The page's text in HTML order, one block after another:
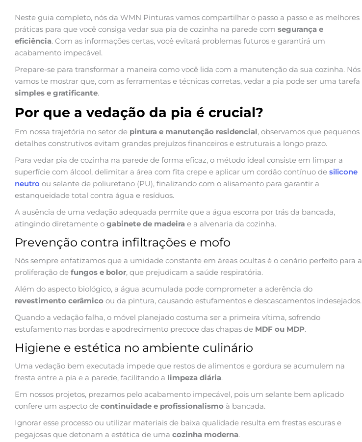
Neste guia completo, nós da WMN Pinturas vamos compartilhar o passo a passo e as melhores
práticas para que você consiga vedar sua pia de cozinha na parede com segurança e
eficiência. Com as informações certas, você evitará problemas futuros e garantirá um
acabamento impecável.
Prepare-se para transformar a maneira como você lida com a manutenção da sua cozinha. Nós
vamos te mostrar que, com as ferramentas e técnicas corretas, vedar a pia pode ser uma tarefa
simples e gratificante.
Por que a vedação da pia é crucial?
Em nossa trajetória no setor de pintura e manutenção residencial, observamos que pequenos
detalhes construtivos evitam grandes prejuízos financeiros e estruturais a longo prazo.
Para vedar pia de cozinha na parede de forma eficaz, o método ideal consiste em limpar a
superfície com álcool, delimitar a área com fita crepe e aplicar um cordão contínuo de silicone
neutro ou selante de poliuretano (PU), finalizando com o alisamento para garantir a
estanqueidade total contra água e resíduos.
A ausência de uma vedação adequada permite que a água escorra por trás da bancada,
atingindo diretamente o gabinete de madeira e a alvenaria da cozinha.
Prevenção contra infiltrações e mofo
Nós sempre enfatizamos que a umidade constante em áreas ocultas é o cenário perfeito para a
proliferação de fungos e bolor, que prejudicam a saúde respiratória.
Além do aspecto biológico, a água acumulada pode comprometer a aderência do
revestimento cerâmico ou da pintura, causando estufamentos e descascamentos indesejados.
Quando a vedação falha, o móvel planejado costuma ser a primeira vítima, sofrendo
estufamento nas bordas e apodrecimento precoce das chapas de MDF ou MDP.
Higiene e estética no ambiente culinário
Uma vedação bem executada impede que restos de alimentos e gordura se acumulem na
fresta entre a pia e a parede, facilitando a limpeza diária.
Em nossos projetos, prezamos pelo acabamento impecável, pois um selante bem aplicado
confere um aspecto de continuidade e profissionalismo à bancada.
Ignorar esse processo ou utilizar materiais de baixa qualidade resulta em frestas escuras e
pegajosas que detonam a estética de uma cozinha moderna.